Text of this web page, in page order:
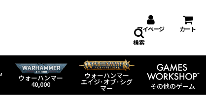
マイページ カート
ウォーハンマー
40,000
ウォーハンマー
エイジ･オブ･シグ
マー その他のゲーム
検索